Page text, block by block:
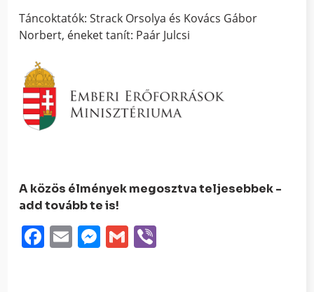
Táncoktatók: Strack Orsolya és Kovács Gábor
Norbert, éneket tanít: Paár Julcsi
A közös élmények megosztva teljesebbek -
add tovább te is!
Facebook
EmailMessenger
Gmail